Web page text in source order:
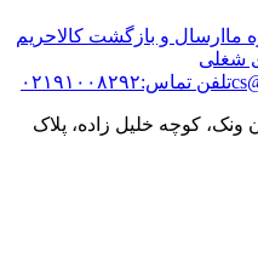
ما ارسال و بازگشت کالاحریم
شغلی
تلفن تماس:۰۲۱۹۱۰۰۸۲۹۲
ونک، کوچه خلیل زاده، پلاک